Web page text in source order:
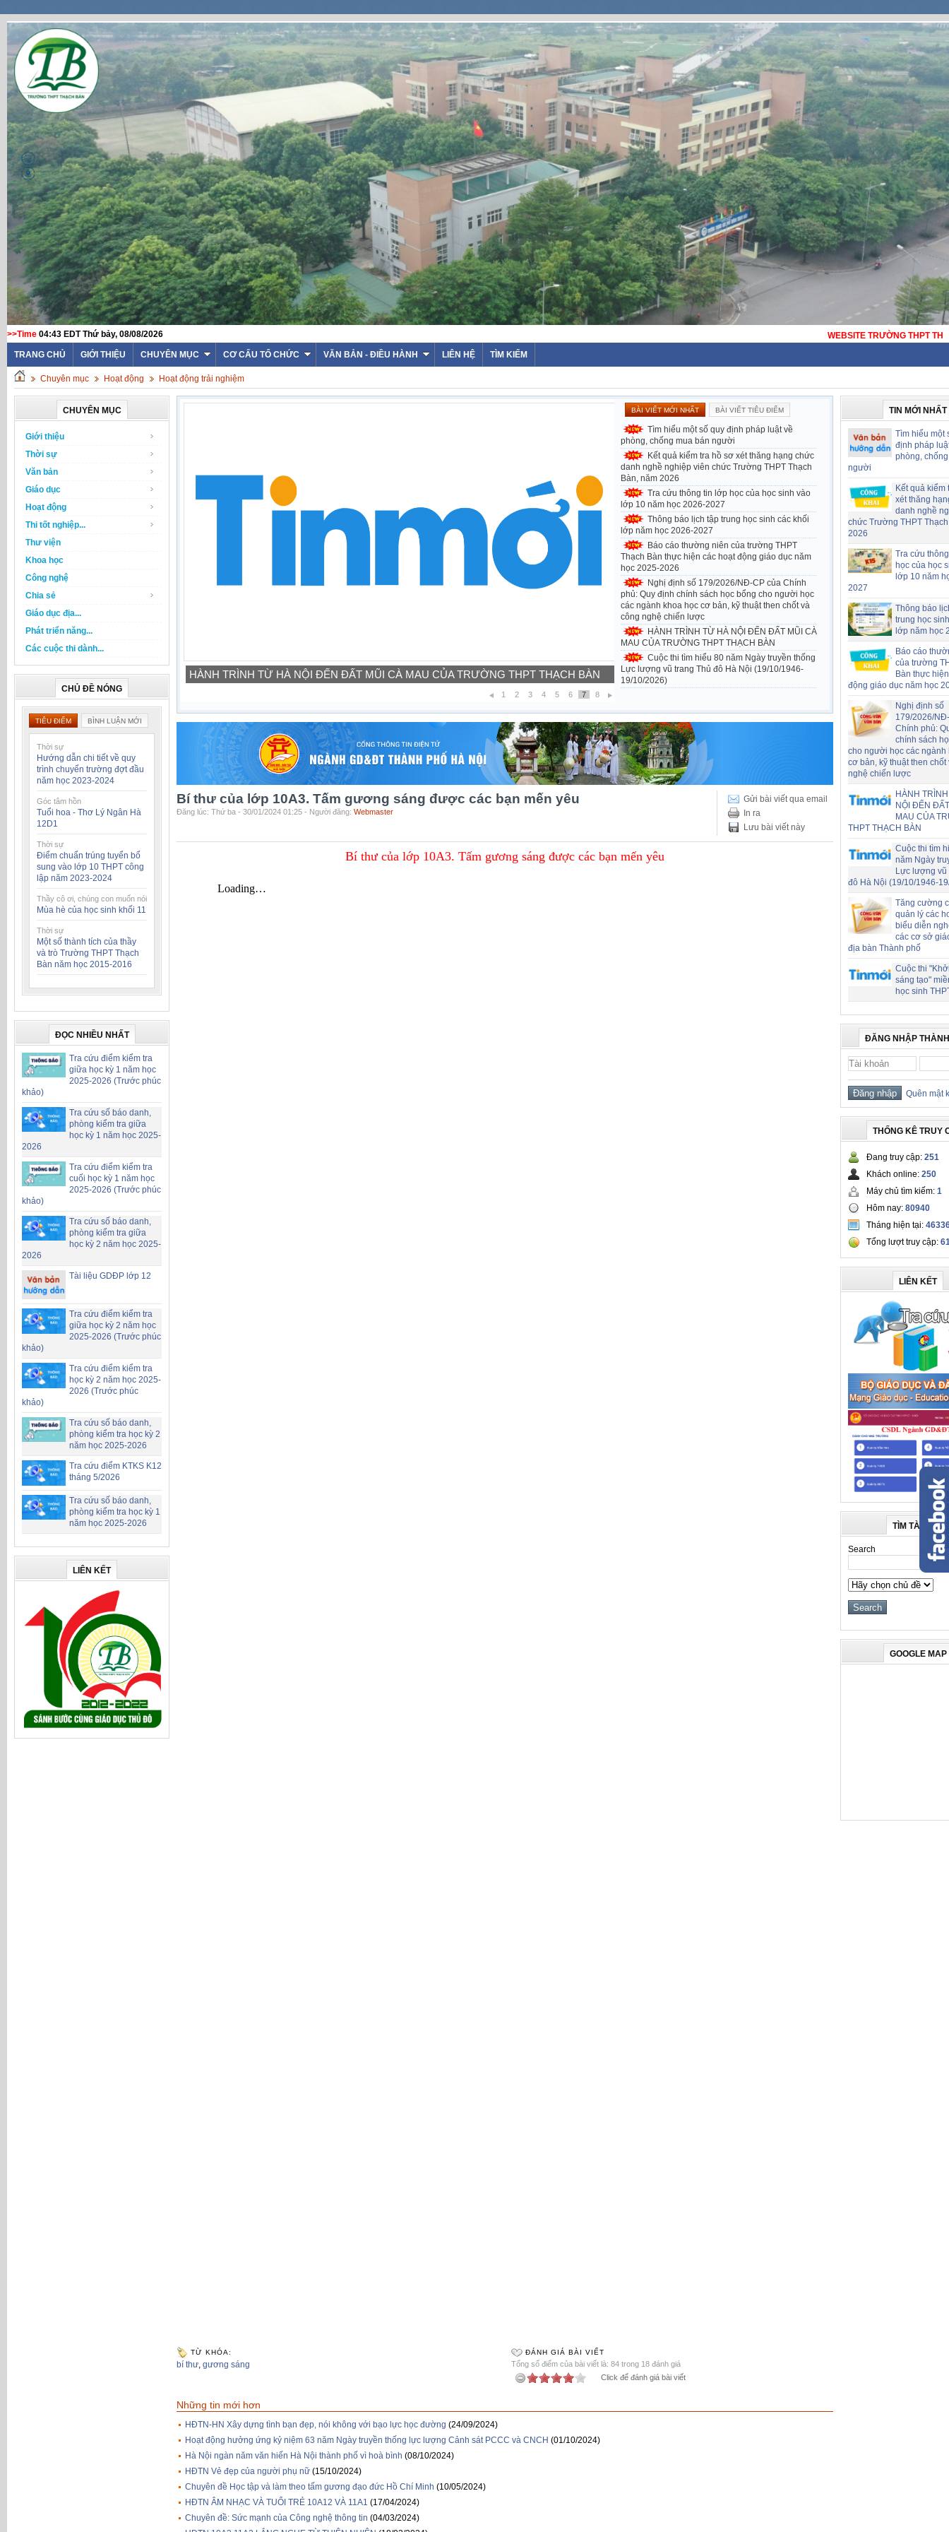
>>Time 04:43 EDT Thứ bảy, 08/08/2026
WEBSITE TRƯỜNG THPT THẠCH BÀN - HÀ
TRANG CHỦ
GIỚI THIỆU CHUYÊN MỤC CƠ CẤU TỔ CHỨC VĂN BẢN - ĐIỀU HÀNH LIÊN HỆ TÌM KIẾM
Chuyên mục Hoạt động Hoạt động trải nghiệm
CHUYÊN MỤC
Giới thiệu
Thời sự
Văn bản
Giáo dục
Hoạt động
Thi tốt nghiệp...
Thư viện
Khoa học
Công nghệ
Chia sẻ
Giáo dục địa...
Phát triển năng...
Các cuộc thi dành...
CHỦ ĐỀ NÓNG
TIÊU ĐIỂM BÌNH LUẬN MỚI
Thời sự
Hướng dẫn chi tiết về quy
trình chuyển trường đợt đầu
năm học 2023-2024
Góc tâm hồn
Tuổi hoa - Thơ Lý Ngân Hà
12D1
Thời sự
Điểm chuẩn trúng tuyển bổ
sung vào lớp 10 THPT công
lập năm 2023-2024
Thầy cô ơi, chúng con muốn nói
Mùa hè của học sinh khối 11
Thời sự
Một số thành tích của thầy
và trò Trường THPT Thạch
Bàn năm học 2015-2016
ĐỌC NHIỀU NHẤT
Tra cứu điểm kiểm tra
giữa học kỳ 1 năm học
2025-2026 (Trước phúc
khảo)
Tra cứu số báo danh,
phòng kiểm tra giữa
học kỳ 1 năm học 2025-
2026
Tra cứu điểm kiểm tra
cuối học kỳ 1 năm học
2025-2026 (Trước phúc
khảo)
Tra cứu số báo danh,
phòng kiểm tra giữa
học kỳ 2 năm học 2025-
2026
Tài liệu GDĐP lớp 12
Tra cứu điểm kiểm tra
giữa học kỳ 2 năm học
2025-2026 (Trước phúc
khảo)
Tra cứu điểm kiểm tra
học kỳ 2 năm học 2025-
2026 (Trước phúc
khảo)
Tra cứu số báo danh,
phòng kiểm tra học kỳ 2
năm học 2025-2026
Tra cứu điểm KTKS K12
tháng 5/2026
Tra cứu số báo danh,
phòng kiểm tra học kỳ 1
năm học 2025-2026
LIÊN KẾT
HÀNH TRÌNH TỪ HÀ NỘI ĐẾN ĐẤT MŨI CÀ MAU CỦA TRƯỜNG THPT THẠCH BÀN
1 2 3 4 5 6 7 8
BÀI VIẾT MỚI NHẤT BÀI VIẾT TIÊU ĐIỂM
Tìm hiểu một số quy định pháp luật về
phòng, chống mua bán người
Kết quả kiểm tra hồ sơ xét thăng hạng chức
danh nghề nghiệp viên chức Trường THPT Thạch
Bàn, năm 2026
Tra cứu thông tin lớp học của học sinh vào
lớp 10 năm học 2026-2027
Thông báo lịch tập trung học sinh các khối
lớp năm học 2026-2027
Báo cáo thường niên của trường THPT
Thạch Bàn thực hiện các hoạt động giáo dục năm
học 2025-2026
Nghị định số 179/2026/NĐ-CP của Chính
phủ: Quy định chính sách học bổng cho người học
các ngành khoa học cơ bản, kỹ thuật then chốt và
công nghệ chiến lược
HÀNH TRÌNH TỪ HÀ NỘI ĐẾN ĐẤT MŨI CÀ
MAU CỦA TRƯỜNG THPT THẠCH BÀN
Cuộc thi tìm hiểu 80 năm Ngày truyền thống
Lực lượng vũ trang Thủ đô Hà Nội (19/10/1946-
19/10/2026)
Gửi bài viết qua email
In ra
Lưu bài viết này
Bí thư của lớp 10A3. Tấm gương sáng được các bạn mến yêu
Đăng lúc: Thứ ba - 30/01/2024 01:25 - Người đăng: Webmaster
Bí thư của lớp 10A3. Tấm gương sáng được các bạn mến yêu
TỪ KHÓA:
bí thư, gương sáng
ĐÁNH GIÁ BÀI VIẾT
Tổng số điểm của bài viết là: 84 trong 18 đánh giá
Click để đánh giá bài viết
Những tin mới hơn
HĐTN-HN Xây dựng tình bạn đẹp, nói không với bạo lực học đường (24/09/2024)
Hoạt động hưởng ứng kỷ niệm 63 năm Ngày truyền thống lực lượng Cảnh sát PCCC và CNCH (01/10/2024)
Hà Nội ngàn năm văn hiến Hà Nội thành phố vì hoà bình (08/10/2024)
HĐTN Vẻ đẹp của người phụ nữ (15/10/2024)
Chuyên đề Học tập và làm theo tấm gương đạo đức Hồ Chí Minh (10/05/2024)
HĐTN ÂM NHẠC VÀ TUỔI TRẺ 10A12 VÀ 11A1 (17/04/2024)
Chuyên đề: Sức mạnh của Công nghệ thông tin (04/03/2024)
TIN MỚI NHẤT
Tìm hiểu một
định pháp
phòng,
người
Kết quả kiểm
xét thăng
danh nghề
chức Trường THPT
2026
Tra cứu
học của học
lớp 10 năm
2027
Thông báo
trung học
lớp năm học
Báo cáo
của trường
Bàn thực
động giáo dục năm học
Nghị định số
179/2026/
Chính phủ:
chính sách
cho người học các ngành
cơ bản, kỹ thuật then chốt
nghệ chiến lược
HÀNH
NỘI ĐẾN
MAU CỦA
THPT THẠCH BÀN
Cuộc thi tìm
năm Ngày
Lực lượng vũ
đô Hà Nội (19/10/1946-
Tăng cường
quản lý các
biểu diễn
các cơ sở
địa bàn Thành phố
Cuộc thi
sáng tạo"
học sinh
ĐĂNG NHẬP
Quên mật
THỐNG KÊ TRUY
Đang truy cập: 251
Khách online: 250
Máy chủ tìm kiếm: 1
Hôm nay: 80940
Tháng hiện tại:
Tổng lượt truy cập:
LIÊN KẾT
TÌM TÀI LIỆU
Search
GOOGLE MAP